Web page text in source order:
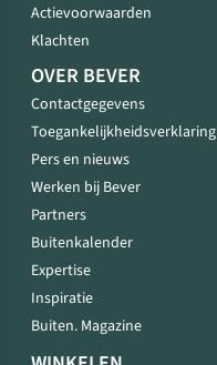
Actievoorwaarden
Klachten
OVER BEVER
Contactgegevens
Toegankelijkheidsverklaring
Pers en nieuws
Werken bij Bever
Partners
Buitenkalender
Expertise
Inspiratie
Buiten. Magazine